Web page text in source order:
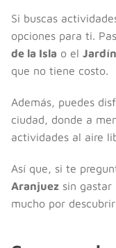
Si buscas
opciones para ti.
de la Isla o el
que no tiene costo.
Además, puedes
ciudad, donde a
actividades al aire
Así que, si te
Aranjuez sin gastar
mucho por